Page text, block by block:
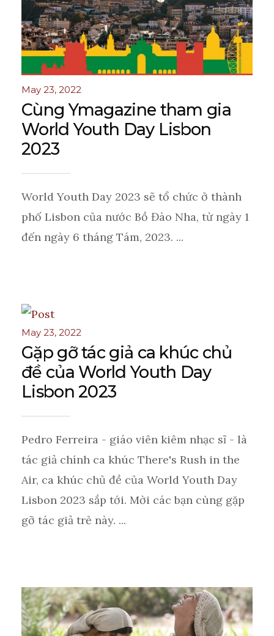
May 23, 2022
Cùng Ymagazine tham gia
World Youth Day Lisbon
2023
World Youth Day 2023 sẽ tổ chức ở thành
phố Lisbon của nước Bồ Đào Nha, từ ngày 1
đến ngày 6 tháng Tám, 2023. ...
May 23, 2022
Gặp gỡ tác giả ca khúc chủ
đề của World Youth Day
Lisbon 2023
Pedro Ferreira - giáo viên kiêm nhạc sĩ - là
tác giả chính ca khúc There's Rush in the
Air, ca khúc chủ đề của World Youth Day
Lisbon 2023 sắp tới. Mời các bạn cùng gặp
gỡ tác giả trẻ này. ...